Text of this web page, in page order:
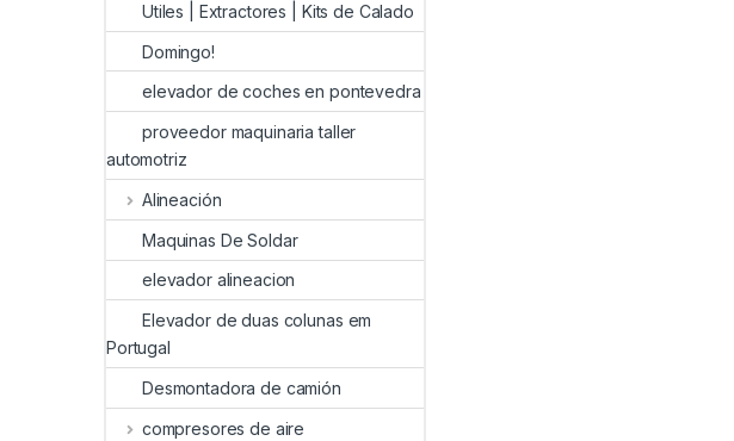
Utiles | Extractores | Kits de Calado
Domingo!
elevador de coches en pontevedra
proveedor maquinaria taller
automotriz
Alineación
Maquinas De Soldar
elevador alineacion
Elevador de duas colunas em
Portugal
Desmontadora de camión
compresores de aire